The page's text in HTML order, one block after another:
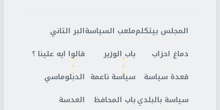
المجلس بيتكلم
دماغ احزاب
قعدة سياسة
سياسة بالبلدي
ملعب السياسة
باب الوزير
سياسة ناعمة
باب المحافظ
البر التاني
قالوا ايه علينا ؟
الدبلوماسي
العدسة